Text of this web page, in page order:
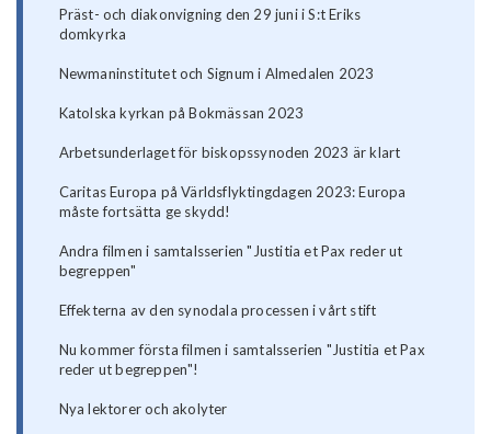
Präst- och diakonvigning den 29 juni i S:t Eriks
domkyrka
Newmaninstitutet och Signum i Almedalen 2023
Katolska kyrkan på Bokmässan 2023
Arbetsunderlaget för biskopssynoden 2023 är klart
Caritas Europa på Världsflyktingdagen 2023: Europa
måste fortsätta ge skydd!
Andra filmen i samtalsserien "Justitia et Pax reder ut
begreppen"
Effekterna av den synodala processen i vårt stift
Nu kommer första filmen i samtalsserien "Justitia et Pax
reder ut begreppen"!
Nya lektorer och akolyter